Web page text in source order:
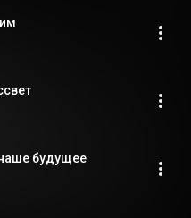
будущее